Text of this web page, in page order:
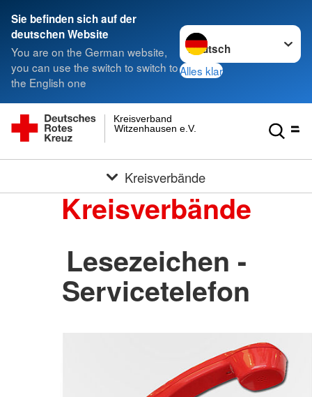
Sie befinden sich auf der
deutschen Website
You are on the German website,
you can use the switch to switch to
the English one
Sprache wechseln zu
Alles klar
Witzenhausen e.V.
Kreisverband
Kreisverbände
Kreisverbände
Lesezeichen -
Servicetelefon